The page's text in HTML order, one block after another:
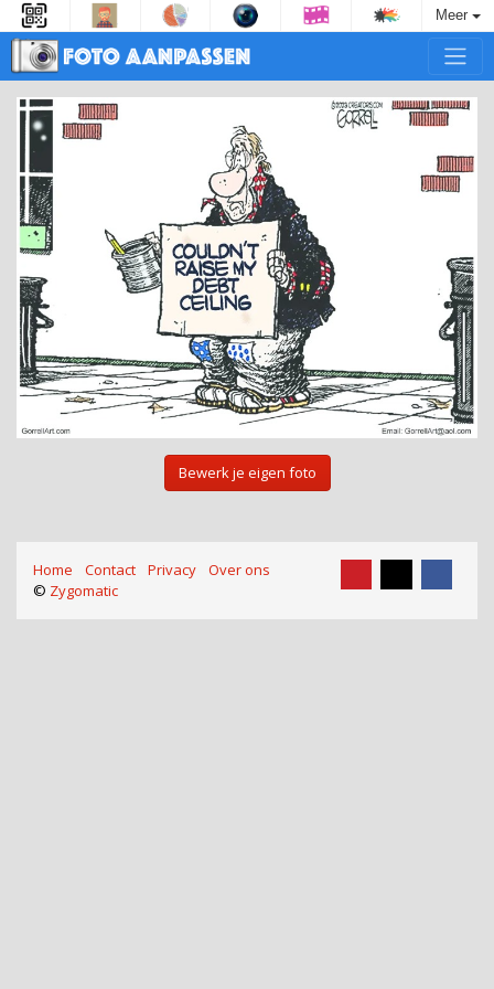
Meer
Bewerk je eigen foto
Home Contact Privacy
Over ons
© Zygomatic